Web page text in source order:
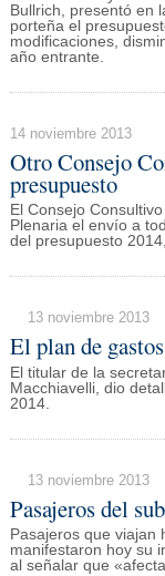
Bullrich, presentó en
porteña el
modificaciones,
año entrante.
14 noviembre 2013
Otro Consejo
presupuesto
El Consejo
Plenaria el envío a
del presupuesto
13 noviembre 2013
El plan de
El titular de la
Macchiavelli, dio
2014.
13 noviembre 2013
Pasajeros del
Pasajeros que viajan
manifestaron hoy su
al señalar que